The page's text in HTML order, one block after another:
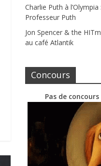
Charlie Puth à
Professeur Puth
Jon Spencer & the
au café Atlantik
Concours
Pas de